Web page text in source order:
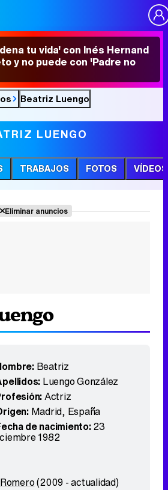
tu vida' con Inés Hernand
y no puede con 'Padre no
Beatriz Luengo
LUENGO
TRABAJOS FOTOS VÍDEOS
Eliminar anuncios
Beatriz
Luengo González
Actriz
Madrid, España
de nacimiento:23
1982
(2009 - actualidad)